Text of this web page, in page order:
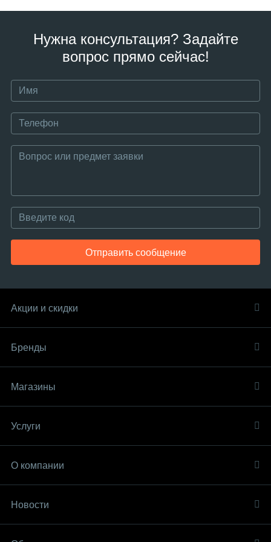
Нужна консультация? Задайте
вопрос прямо сейчас!
Отправить сообщение
Акции и скидки
Бренды
Магазины
Услуги
О компании
Новости